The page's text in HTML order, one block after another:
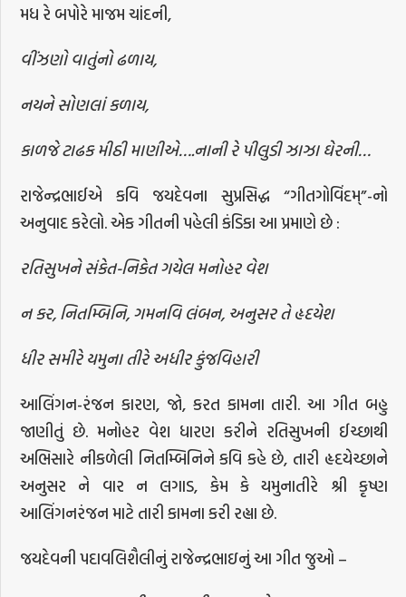
મધ રે બપોરે માજમ ચાંદની,
વીંઝણો વાતુંનો ઢળાય,
નયને સોણલાં કળાય,
કાળજે ટાઢક મીઠી માણીએ….નાની રે પીલુડી ઝાઝા ઘેરની…
રાજેન્દ્રભાઈએ કવિ જયદેવના સુપ્રસિદ્ધ “ગીતગોવિંદમ્”-નો
અનુવાદ કરેલો. એક ગીતની પહેલી કંડિકા આ પ્રમાણે છે :
રતિસુખને સંકેત-નિકેત ગયેલ મનોહર વેશ
ન કર, નિતમ્બિનિ, ગમનવિ લંબન, અનુસર તે હૃદયેશ
ધીર સમીરે યમુના તીરે અધીર કુંજવિહારી
આલિંગન-રંજન કારણ, જો, કરત કામના તારી. આ ગીત બહુ
જાણીતું છે. મનોહર વેશ ધારણ કરીને રતિસુખની ઈચ્છાથી
અભિસારે નીકળેલી નિતમ્બિનિને કવિ કહે છે, તારી હૃદયેચ્છાને
અનુસર ને વાર ન લગાડ, કેમ કે યમુનાતીરે શ્રી કૃષ્ણ
આલિંગનરંજન માટે તારી કામના કરી રહ્યા છે.
જયદેવની પદાવલિશૈલીનું રાજેન્દ્રભાઇનું આ ગીત જુઓ –